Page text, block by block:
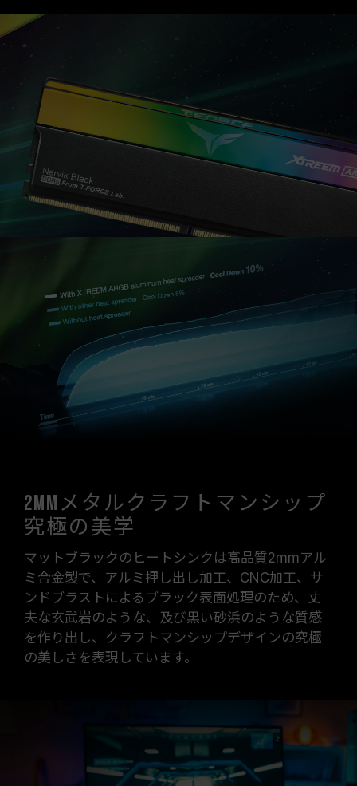
するオーバークロック技術（XMP 3.0 / EXPO）
をサポートしているかをご確認ください。対応し
TEAMGROUPのメモリモジュールは標準電圧範
囲内でテストされています。マザーボードやプロ
セッサの故障が発生した場合は、それぞれの製造
元のアフターサービスにお問い合わせください。
2mmメタルクラフトマンシップ
究極の美学
マットブラックのヒートシンクは高品質2mmアル
ミ合金製で、アルミ押し出し加工、CNC加工、サ
ンドブラストによるブラック表面処理のため、丈
夫な玄武岩のような、及び黒い砂浜のような質感
を作り出し、クラフトマンシップデザインの究極
の美しさを表現しています。